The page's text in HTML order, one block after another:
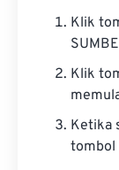
Klik
Klik
Ketika
tombol